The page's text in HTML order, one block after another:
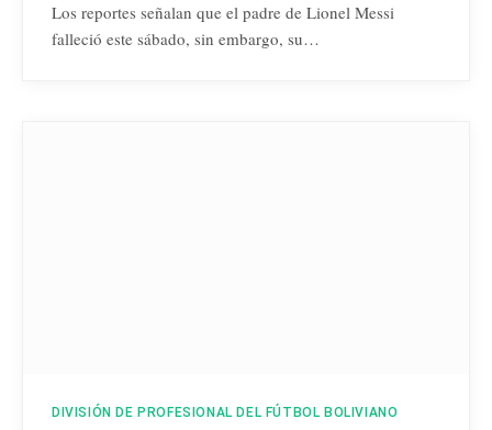
Los reportes señalan que el padre de Lionel Messi
falleció este sábado, sin embargo, su…
DIVISIÓN DE PROFESIONAL DEL FÚTBOL BOLIVIANO